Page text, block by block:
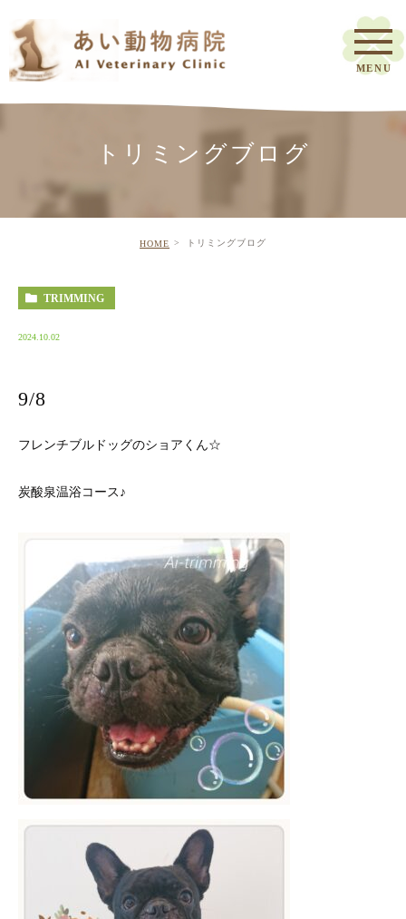
トリミングブログ
HOME トリミングブログ
TRIMMING
2024.10.02
9/8
フレンチブルドッグのショアくん☆
炭酸泉温浴コース♪